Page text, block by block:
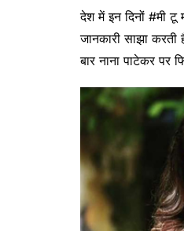
देश में इन दिनों #मी
जानकारी साझा
बार नाना पाटेकर